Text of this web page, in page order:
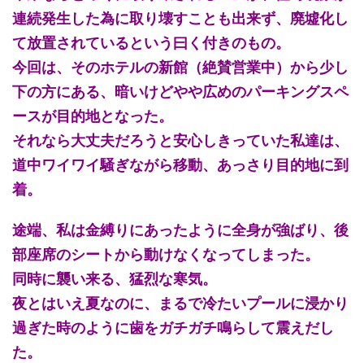
連続発生した為に取り壊すことも出来ず、廃墟化し
て放置されているという曰く付きのもの。
今回は、そのホテルの新館（絶賛営業中）から少し
下の方にある、暗いけどやや広めのパーキングスペ
ースが目的地となった。
それなら大丈夫だろうと安心しきっていた私達は、
道中ワイワイ騒ぎながら移動、あっさり目的地に到
着。
途端、私は金縛りにあったように全身が強ばり、後
部座席のシートから動けなくなってしまった。
同時に襲い来る、猛烈な寒気。
夜とはいえ夏なのに、まるで冷たいプールに浸かり
過ぎた時のように歯をガチガチ鳴らして震えだし
た。